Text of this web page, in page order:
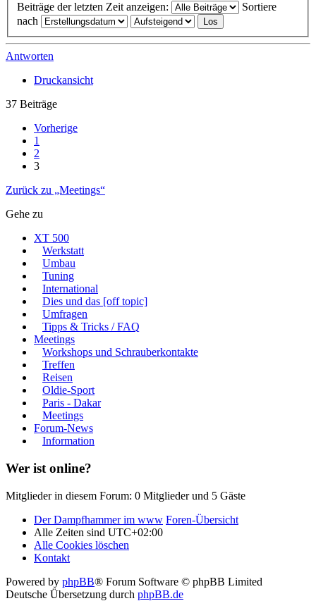
Beiträge der letzten Zeit anzeigen:
Sortiere
nach
Antworten
Druckansicht
37 Beiträge
Vorherige
1
2
3
Zurück zu „Meetings“
Gehe zu
XT 500
Werkstatt
Umbau
Tuning
International
Dies und das [off topic]
Umfragen
Tipps & Tricks / FAQ
Meetings
Workshops und Schrauberkontakte
Treffen
Reisen
Oldie-Sport
Paris - Dakar
Meetings
Forum-News
Information
Wer ist online?
Mitglieder in diesem Forum: 0 Mitglieder und 5 Gäste
Der Dampfhammer im www Foren-Übersicht
Alle Zeiten sind UTC+02:00
Alle Cookies löschen
Kontakt
Powered by phpBB® Forum Software © phpBB Limited
Deutsche Übersetzung durch phpBB.de